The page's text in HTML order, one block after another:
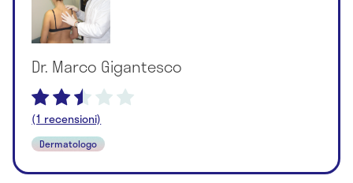
Dr. Marco Gigantesco
(1 recensioni)
Dermatologo